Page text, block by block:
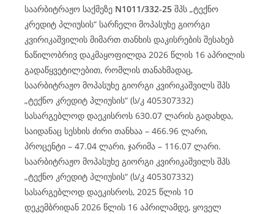
საარბიტრაჟო საქმეზე N1011/332-25 შპს „ტექნო
კრედიტ პლიუსის“ სარჩელი მოპასუხე გიორგი
კვირიკაშვილის მიმართ თანხის დაკისრების შესახებ
ნაწილობრივ დაკმაყოფილდა 2026 წლის 16 აპრილის
გადაწყვეტილებით, რომლის თანახმადაც,
საარბიტრაჟო მოპასუხე გიორგი კვირიკაშვილს შპს
„ტექნო კრედიტ პლიუსის“ (ს/კ 405307332)
სასარგებლოდ დაეკისროს 630.07 ლარის გადახდა,
საიდანაც სესხის ძირი თანხაა – 466.96 ლარი,
პროცენტი – 47.04 ლარი, ჯარიმა – 116.07 ლარი.
საარბიტრაჟო მოპასუხე გიორგი კვირიკაშვილს შპს
„ტექნო კრედიტ პლიუსის“ (ს/კ 405307332)
სასარგებლოდ დაეკისროს, 2025 წლის 10
დეკემბრიდან 2026 წლის 16 აპრილამდე, ყოველ